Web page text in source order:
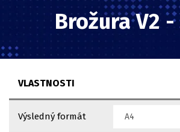
Brožura V2
VLASTNOSTI
Výsledný formát